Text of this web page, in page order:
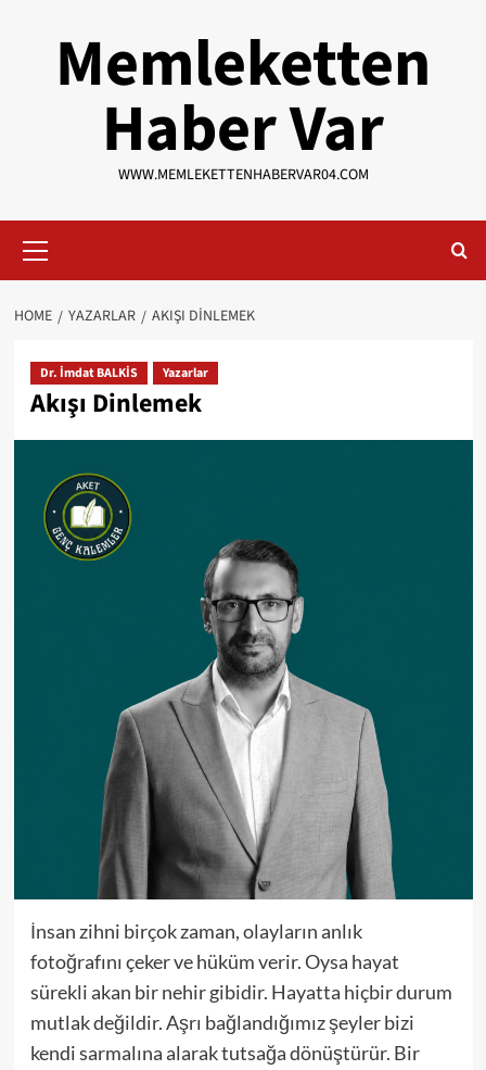
Memleketten
Haber Var
WWW.MEMLEKETTENHABERVAR04.COM
Menu
HOME YAZARLAR AKIŞI DINLEMEK
Dr. İmdat BALKİS Yazarlar
Akışı Dinlemek
İnsan zihni birçok zaman, olaylarınanlık
fotoğrafını çeker ve hüküm verir. Oysa hayat
sürekli akan bir nehir gibidir. Hayatta hiçbir durum
mutlak değildir.Aşrı bağlandığımız şeyler bizi
kendi sarmalına alarak tutsağa dönüştürür. Bir